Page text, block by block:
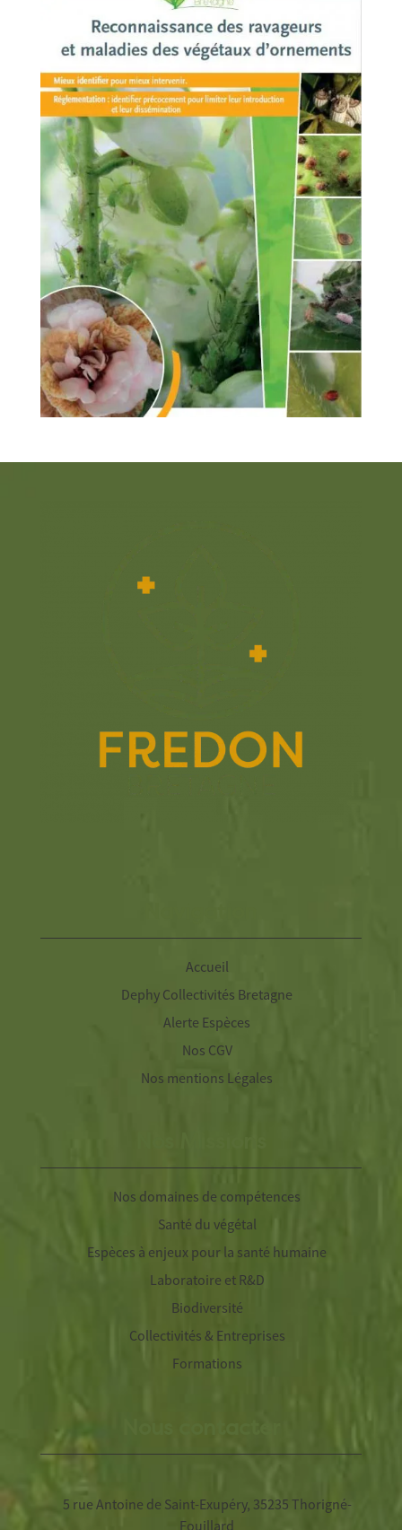
Accueil
Dephy Collectivités Bretagne
Alerte Espèces
Nos CGV
Nos mentions Légales
Nos domaines de compétences
Santé du végétal
Espèces à enjeux pour la santé humaine
Laboratoire et R&D
Biodiversité
Collectivités & Entreprises
Formations
5 rue Antoine de Saint-Exupéry, 35235 Thorigné-
Fouillard